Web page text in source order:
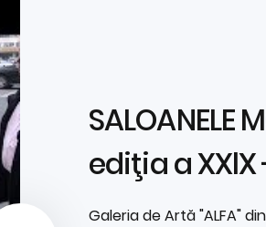
SALOANELE
ediţia a XXlX
Galeria de Artă "ALFA"